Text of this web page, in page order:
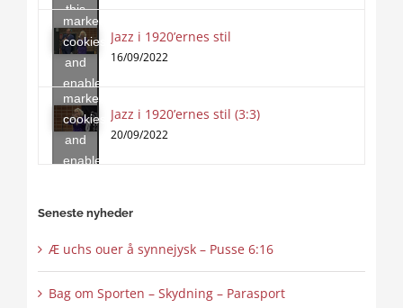
this
content
marketing
cookies
and
enable
this
content
Jazz i 1920’ernes stil
16/09/2022
Click
to
accept
marketing
cookies
and
enable
Jazz i 1920’ernes stil (3:3)
20/09/2022
Seneste nyheder
Æ uchs ouer å synnejysk – Pusse 6:16
Bag om Sporten – Skydning – Parasport